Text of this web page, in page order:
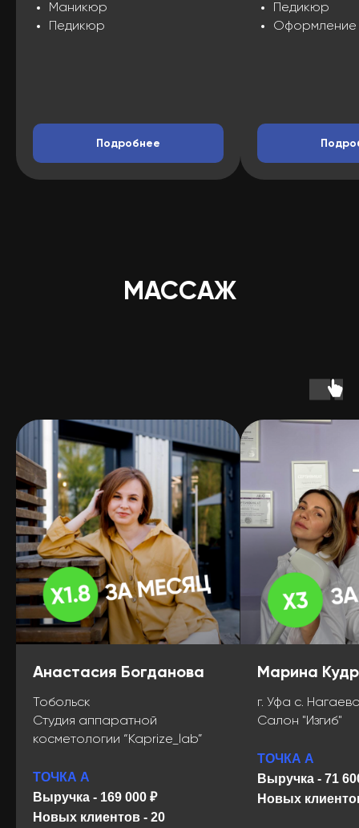
Маникюр
Педикюр
Подробнее
Педикюр
Оформление
МАССАЖ
Анастасия Богданова
Тобольск
Студия аппаратной
косметологии “Kaprize_lab”
ТОЧКА А
Выручка - 169 000 ₽
Новых клиентов - 20
Марина
г. Уфа с.
Салон "Изгиб"
ТОЧКА А
Выручка - 71
Новых